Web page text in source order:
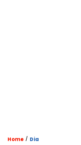
Home / Dia